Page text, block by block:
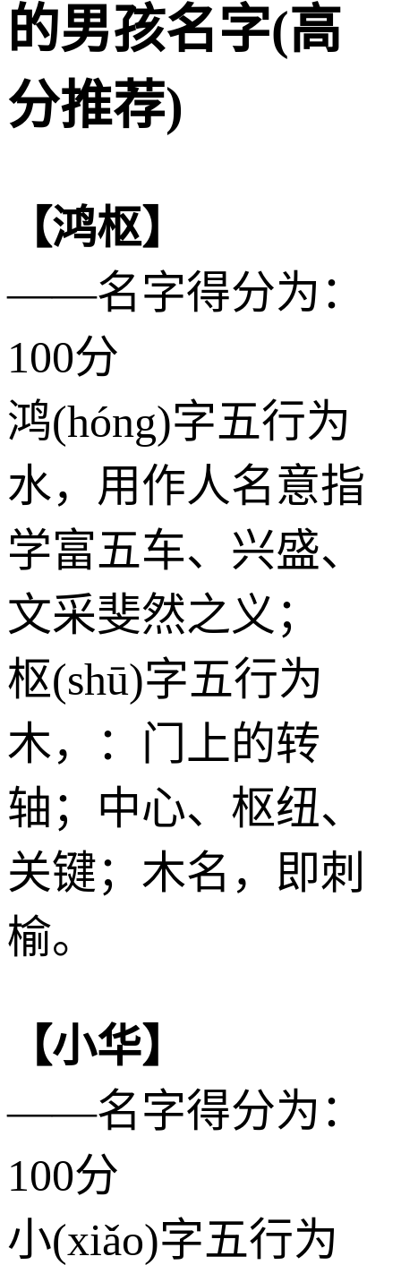
的男孩名字(高
分推荐)
【鸿枢】
——名字得分为：
100分
鸿(hóng)字五行为
水，用作人名意指
学富五车、兴盛、
文采斐然之义；
枢(shū)字五行为
木，：门上的转
轴；中心、枢纽、
关键；木名，即刺
榆。
【小华】
——名字得分为：
100分
小(xiǎo)字五行为